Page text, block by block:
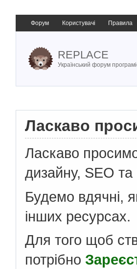
Форум Користувачі Правила
REPLACE
Український форум
Ласкаво
Ласкаво
дизайну, SEO
Будемо вдячні,
інших ресурсах.
Для того щоб
потрібно